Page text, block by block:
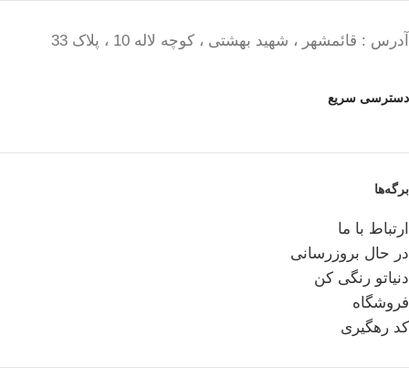
آدرس : قائمشهر ، شهید بهشتی ، کوچه لاله 10 ، پلاک 33
دسترسی سریع
برگه‌ها
ارتباط با ما
در حال بروزرسانی
دنیاتو رنگی کن
فروشگاه
کد رهگیری